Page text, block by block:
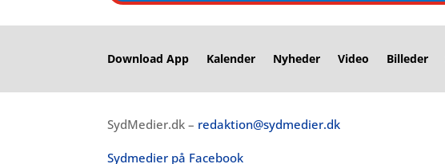
Download App Kalender Nyheder Video Billeder
SydMedier.dk – redaktion@sydmedier.dk
Sydmedier på Facebook